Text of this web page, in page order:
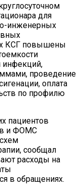
для
инженерных
КСГ повышены
инфекций,
проведение
оплата
по профилю
пациентов
и ФОМС
сообщал
расходы на
в обращениях.